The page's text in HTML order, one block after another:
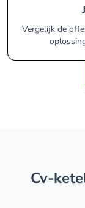
Vergelijk de
cv-ketel installateurs in andere